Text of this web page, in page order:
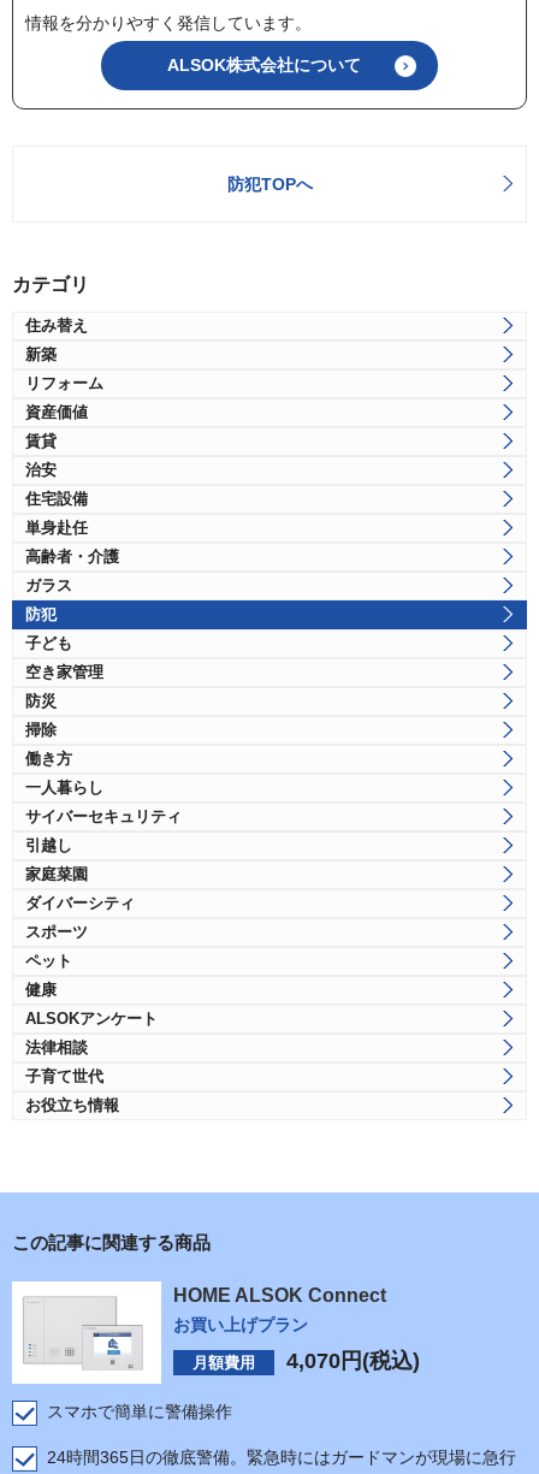
情報を分かりやすく発信しています。
ALSOK株式会社について
防犯TOPへ
カテゴリ
住み替え
新築
リフォーム
資産価値
賃貸
治安
住宅設備
単身赴任
高齢者・介護
ガラス
防犯
子ども
空き家管理
防災
掃除
働き方
一人暮らし
サイバーセキュリティ
引越し
家庭菜園
ダイバーシティ
スポーツ
ペット
健康
ALSOKアンケート
法律相談
子育て世代
お役立ち情報
この記事に関連する商品
HOME ALSOK Connect
お買い上げプラン
月額費用 4,070 円(税込)
スマホで簡単に警備操作
24時間365日の徹底警備。緊急時にはガードマンが現場に急行